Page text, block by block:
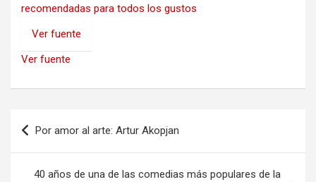
recomendadas para todos los gustos
Ver fuente
Ver fuente
Navegación
de
entradas
Por amor al arte: Artur Akopjan
40 años de una de las comedias más populares de la